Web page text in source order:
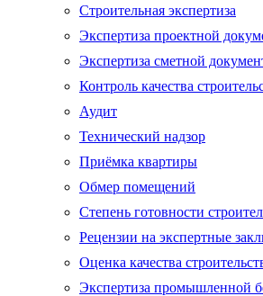
Строительная экспертиза
Экспертиза проектной
Экспертиза сметной
Контроль качества
Аудит
Технический надзор
Приёмка квартиры
Обмер помещений
Степень готовности
Рецензии на экспертные
Оценка качества
Экспертиза промышленной